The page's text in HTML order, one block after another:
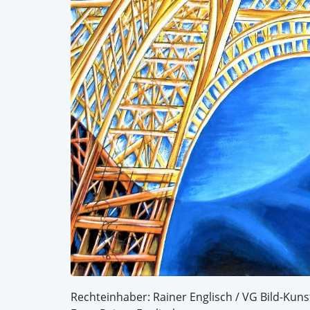
Rechteinhaber: Rainer Englisch / VG Bild-